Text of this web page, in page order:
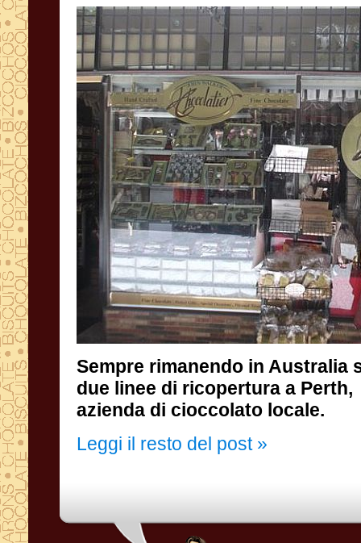
Sempre rimanendo in Australia
due linee di ricopertura a Perth,
azienda di cioccolato locale.
Leggi il resto del post »